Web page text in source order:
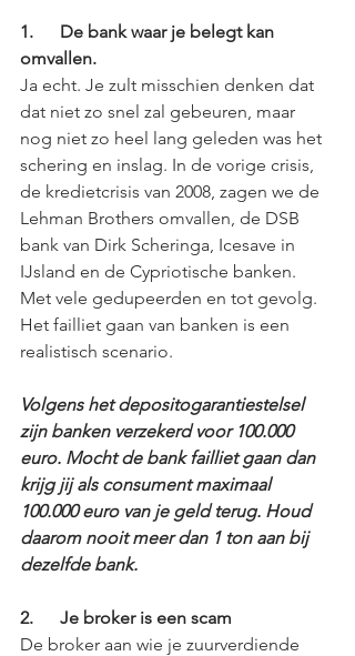
1.      De bank waar je belegt kan
omvallen.
Ja echt. Je zult misschien denken dat
dat niet zo snel zal gebeuren, maar
nog niet zo heel lang geleden was het
schering en inslag. In de vorige crisis,
de kredietcrisis van 2008, zagen we de
Lehman Brothers omvallen, de DSB
bank van Dirk Scheringa, Icesave in
IJsland en de Cypriotische banken.
Met vele gedupeerden en tot gevolg.
Het failliet gaan van banken is een
realistisch scenario.
Volgens het depositogarantiestelsel
zijn banken verzekerd voor 100.000
euro. Mocht de bank failliet gaan dan
krijg jij als consument maximaal
100.000 euro van je geld terug. Houd
daarom nooit meer dan 1 ton aan bij
dezelfde bank.
2.      Je broker is een scam
De broker aan wie je zuurverdiende